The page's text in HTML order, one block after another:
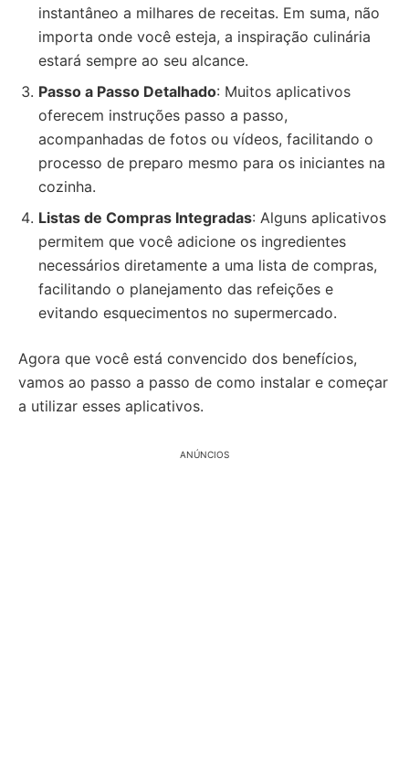
instantâneo a milhares de receitas. Em suma, não
importa onde você esteja, a inspiração culinária
estará sempre ao seu alcance.
Passo a Passo Detalhado: Muitos aplicativos
oferecem instruções passo a passo,
acompanhadas de fotos ou vídeos, facilitando o
processo de preparo mesmo para os iniciantes na
cozinha.
Listas de Compras Integradas: Alguns aplicativos
permitem que você adicione os ingredientes
necessários diretamente a uma lista de compras,
facilitando o planejamento das refeições e
evitando esquecimentos no supermercado.
Agora que você está convencido dos benefícios,
vamos ao passo a passo de como instalar e começar
a utilizar esses aplicativos.
ANÚNCIOS